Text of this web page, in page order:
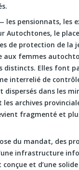
les pensionnats, les
Autochtones, le
de protection de la
aux femmes
distincts. Elles font
interrelié de
dispersés dans les
les archives
fragmenté et
du mandat, des
infrastructure
conçue et d’une